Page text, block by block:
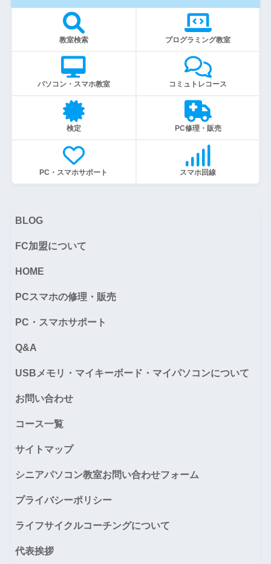
教室検索 プログラミング教室
パソコン・スマホ教室 コミュトレコース
検定 PC修理・販売
PC・スマホサポート スマホ回線
BLOG
FC加盟について
HOME
PCスマホの修理・販売
PC・スマホサポート
Q&A
USBメモリ・マイキーボード・マイパソコンについて
お問い合わせ
コース一覧
サイトマップ
シニアパソコン教室お問い合わせフォーム
プライバシーポリシー
ライフサイクルコーチングについて
代表挨拶